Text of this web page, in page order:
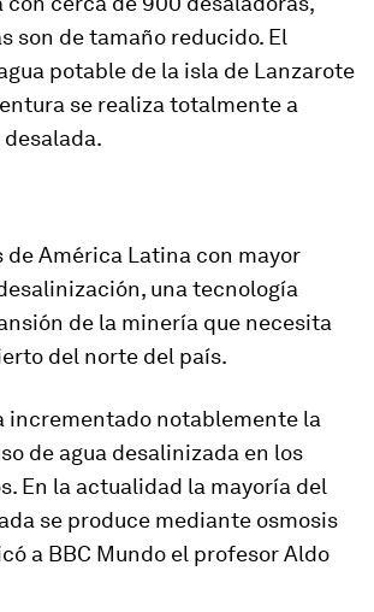
son de tamaño reducido. El
potable de la isla de Lanzarote
se realiza totalmente a
de América Latina con mayor
, una tecnología
de la minería que necesita
del norte del país.
incrementado notablemente la
de agua desalinizada en los
. En la actualidad la mayoría del
se produce mediante osmosis
a BBC Mundo el profesor Aldo